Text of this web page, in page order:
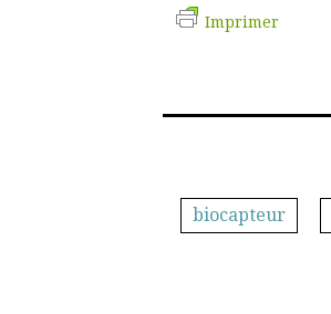
Imprimer
biocapteur